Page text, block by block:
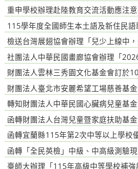
期期「韌世代獎助學金」申請相關資料
案